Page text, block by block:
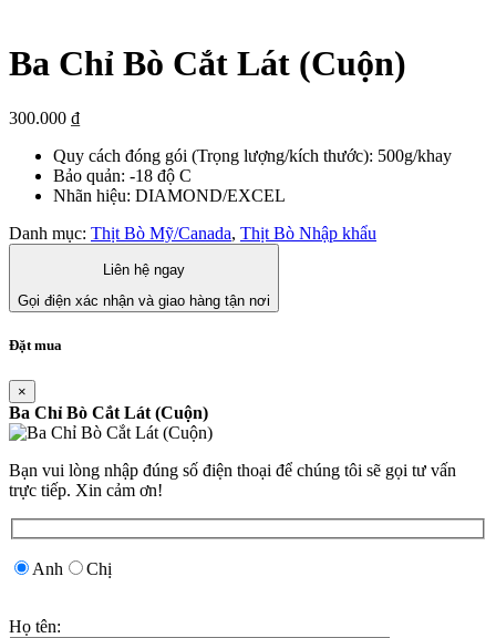
Ba Chỉ Bò Cắt Lát (Cuộn)
300.000 ₫
Quy cách đóng gói (Trọng lượng/kích thước): 500g/khay
Bảo quản: -18 độ C
Nhãn hiệu: DIAMOND/EXCEL
Danh mục: Thịt Bò Mỹ/Canada, Thịt Bò Nhập khẩu
Liên hệ ngay
Gọi điện xác nhận và giao hàng tận nơi
Đặt mua
×
Ba Chỉ Bò Cắt Lát (Cuộn)
Bạn vui lòng nhập đúng số điện thoại để chúng tôi sẽ gọi tư vấn
trực tiếp. Xin cảm ơn!
Anh Chị
Họ tên: